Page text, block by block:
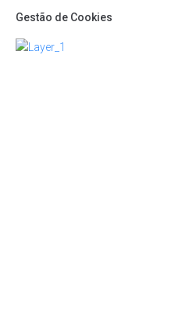
Gestão de Cookies